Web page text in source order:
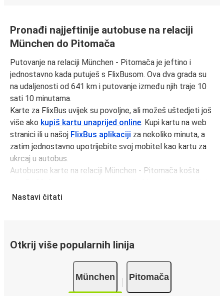
Pronađi najjeftinije autobuse na relaciji
München do Pitomača
Putovanje na relaciji München - Pitomača je jeftino i
jednostavno kada putuješ s FlixBusom. Ova dva grada su
na udaljenosti od 641 km i putovanje između njih traje 10
sati 10 minutama.
Karte za FlixBus uvijek su povoljne, ali možeš uštedjeti još
više ako kupiš kartu unaprijed online. Kupi kartu na web
stranici ili u našoj FlixBus aplikaciji za nekoliko minuta, a
zatim jednostavno upotrijebite svoj mobitel kao kartu za
ukrcaj u autobus.
Autobusne karte na relaciji München - Pitomača košta
cijeni od 41,98 € ako rezerviraš unaprijed i/ili izvan
minimalno10 sati 10 minutama.
Putovanje autobusom jeekološki najprihvatljiviji način
Nastavi čitati
Otkrij više popularnih linija
München Pitomača